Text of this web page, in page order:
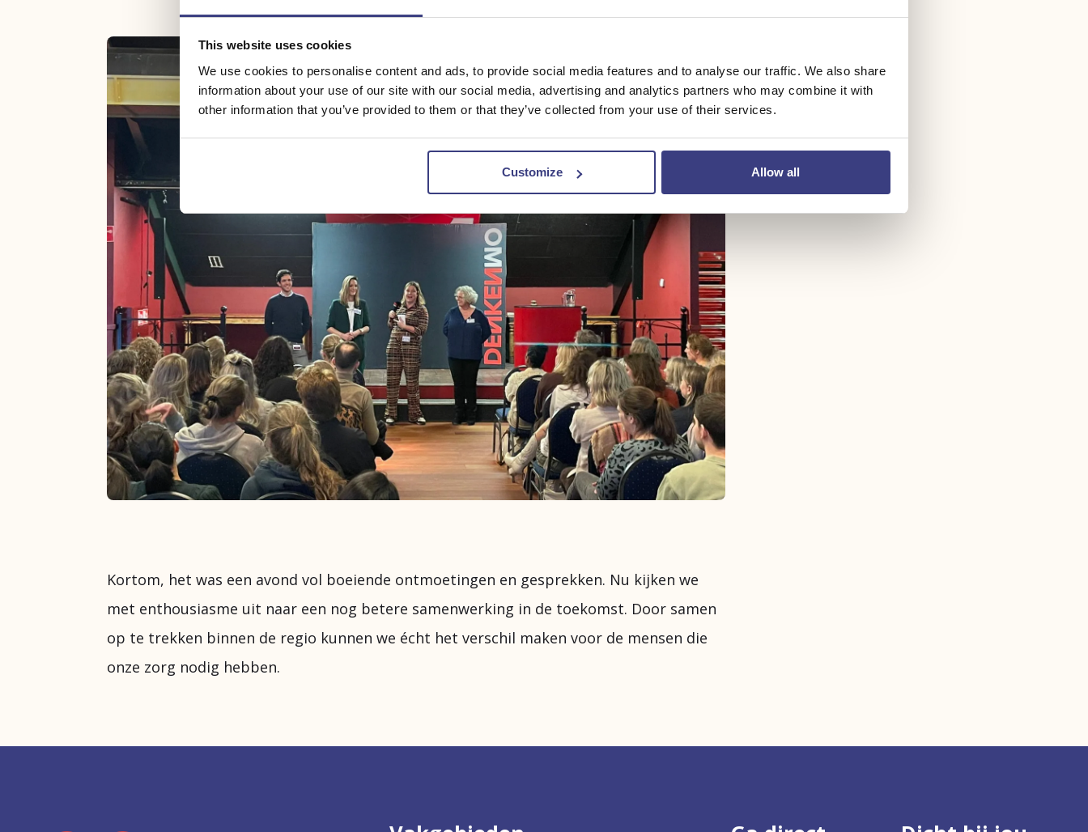
This website uses cookies
We use cookies to personalise content and ads, to provide social media features and to analyse our traffic. We also share
information about your use of our site with our social media, advertising and analytics partners who may combine it with
other information that you’ve provided to them or that they’ve collected from your use of their services.
Customize Allow all
Kortom, het was een avond vol boeiende ontmoetingen en gesprekken. Nu kijken we
met enthousiasme uit naar een nog betere samenwerking in de toekomst. Door samen
op te trekken binnen de regio kunnen we écht het verschil maken voor de mensen die
onze zorg nodig hebben.